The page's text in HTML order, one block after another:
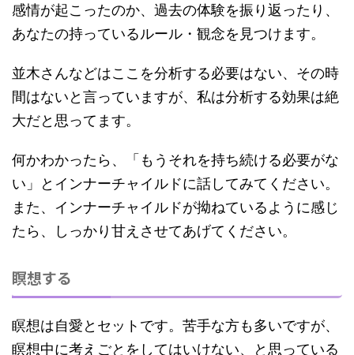
感情が起こったのか、過去の体験を振り返ったり、
あなたの持っているルール・観念を見つけます。
並木さんなどはここを分析する必要はない、その時
間はないと言っていますが、私は分析する効果は絶
大だと思ってます。
何かわかったら、「もうそれを持ち続ける必要がな
い」とインナーチャイルドに話してみてください。
また、インナーチャイルドが拗ねているように感じ
たら、しっかり甘えさせてあげてください。
瞑想する
瞑想は自愛とセットです。苦手な方も多いですが、
瞑想中に考えごとをしてはいけない、と思っている